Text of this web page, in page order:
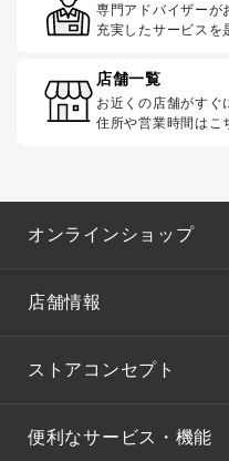
専門アドバイザーが
充実したサービスを
店舗一覧
お近くの店舗がすぐ
住所や営業時間はこ
オンラインショップ
店舗情報
ストアコンセプト
便利なサービス・機能